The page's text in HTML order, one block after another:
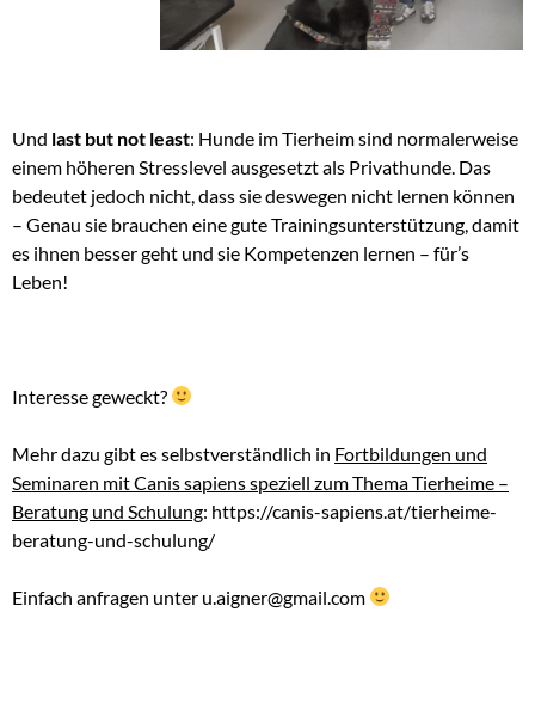
Und last but not least: Hunde im Tierheim sind normalerweise
einem höheren Stresslevel ausgesetzt als Privathunde. Das
bedeutet jedoch nicht, dass sie deswegen nicht lernen können
– Genau sie brauchen eine gute Trainingsunterstützung, damit
es ihnen besser geht und sie Kompetenzen lernen – für’s
Leben!
Interesse geweckt?
Mehr dazu gibt es selbstverständlich in Fortbildungen und
Seminaren mit Canis sapiens speziell zum Thema Tierheime –
Beratung und Schulung: https://canis-sapiens.at/tierheime-
beratung-und-schulung/
Einfach anfragen unter u.aigner@gmail.com